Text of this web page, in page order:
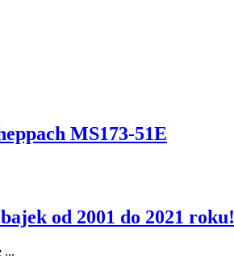
MS173-51E
od 2001 do 2021 roku!
...